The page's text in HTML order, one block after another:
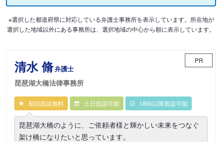
※選択した都道府県に対応している弁護士事務所を表示しています。所在地が
選択した地域以外にある事務所は、選択地域の中心から順に表示しています。
清水 脩弁護士
琵琶湖大橋法律事務所
PR
初回面談無料 土日面談可能 18時以降面談可能
琵琶湖大橋のように、ご依頼者様と輝かしい未来をつなぐ
架け橋になりたいと思っています。